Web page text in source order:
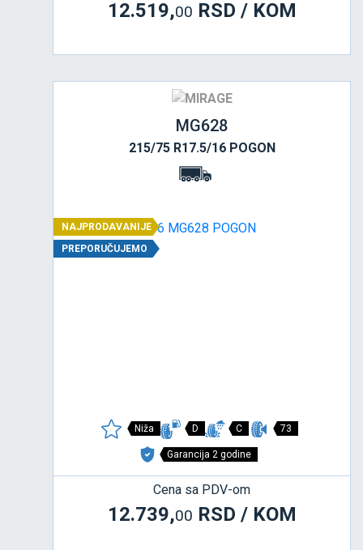
12.519,00 RSD / KOM
MG628
215/75 R17.5/16 POGON
NAJPRODAVANIJE
PREPORUČUJEMO
Niža D C 73
Garancija 2 godine
Cena sa PDV-om
12.739,00 RSD / KOM